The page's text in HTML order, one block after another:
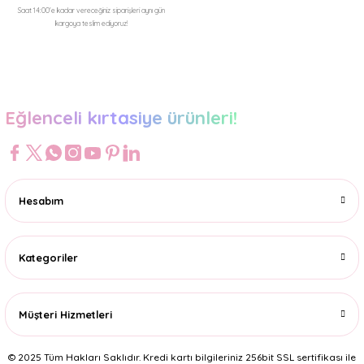
Saat 14:00'e kadar vereceğiniz siparişleri aynı gün
kargoya teslim ediyoruz!
Eğlenceli kırtasiye ürünleri!
Hesabım
Kategoriler
Müşteri Hizmetleri
© 2025 Tüm Hakları Saklıdır. Kredi kartı bilgileriniz 256bit SSL sertifikası ile